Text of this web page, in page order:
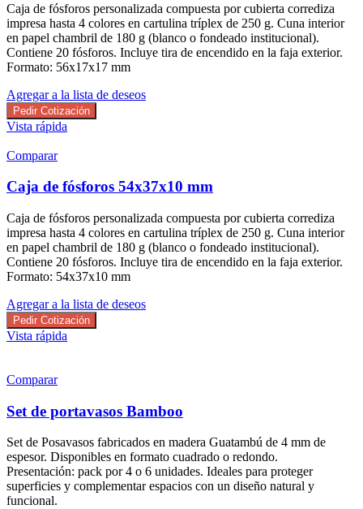
Caja de fósforos personalizada compuesta por cubierta corrediza
impresa hasta 4 colores en cartulina tríplex de 250 g. Cuna interior
en papel chambril de 180 g (blanco o fondeado institucional).
Contiene 20 fósforos. Incluye tira de encendido en la faja exterior.
Formato: 56x17x17 mm
Agregar a la lista de deseos
Pedir Cotización
Vista rápida
Comparar
Caja de fósforos 54x37x10 mm
Caja de fósforos personalizada compuesta por cubierta corrediza
impresa hasta 4 colores en cartulina tríplex de 250 g. Cuna interior
en papel chambril de 180 g (blanco o fondeado institucional).
Contiene 20 fósforos. Incluye tira de encendido en la faja exterior.
Formato: 54x37x10 mm
Agregar a la lista de deseos
Pedir Cotización
Vista rápida
Comparar
Set de portavasos Bamboo
Set de Posavasos fabricados en madera Guatambú de 4 mm de
espesor. Disponibles en formato cuadrado o redondo.
Presentación: pack por 4 o 6 unidades. Ideales para proteger
superficies y complementar espacios con un diseño natural y
funcional.